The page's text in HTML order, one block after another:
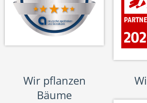
Wir pflanzen
Bäume